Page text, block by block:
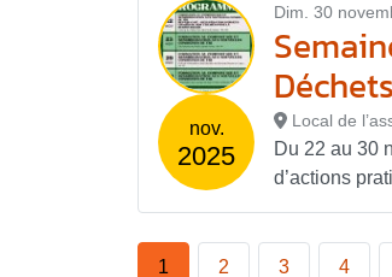
nov.
2025
Dim. 30
Local de
Du 22 au 30
d’actions
1 2 3 4